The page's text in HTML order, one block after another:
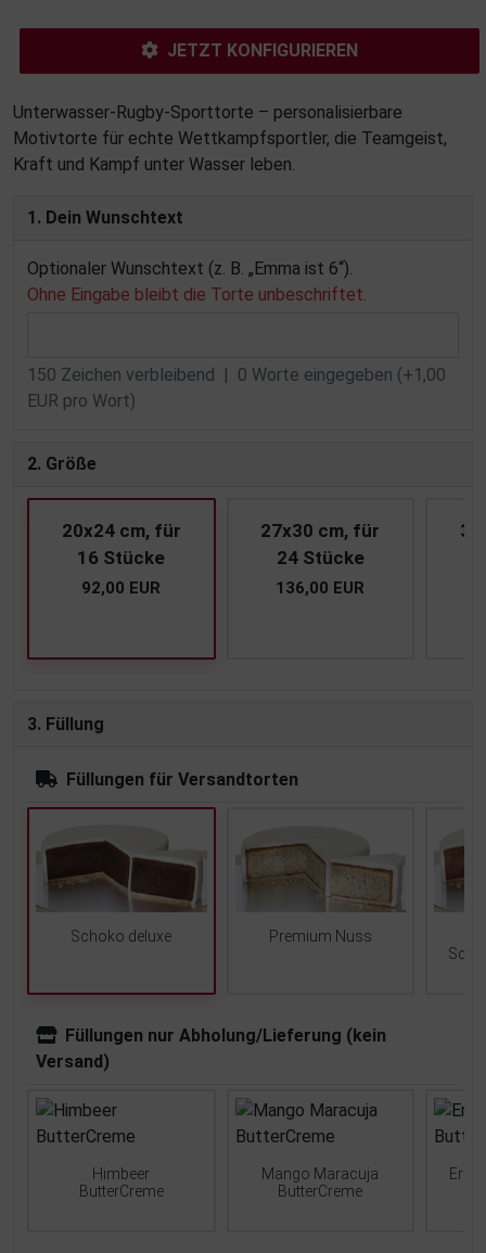
JETZT KONFIGURIEREN
Unterwasser-Rugby-Sporttorte – personalisierbare
Motivtorte für echte Wettkampfsportler, die Teamgeist,
Kraft und Kampf unter Wasser leben.
1. Dein Wunschtext
Optionaler Wunschtext (z. B. „Emma ist 6“).
Ohne Eingabe bleibt die Torte unbeschriftet.
150 Zeichen verbleibend | 0 Worte eingegeben (+1,00
EUR pro Wort)
2. Größe
20x24 cm, für
16 Stücke
92,00 EUR
27x30 cm, für
24 Stücke
136,00 EUR
3. Füllung
Füllungen für Versandtorten
Schoko deluxe
Premium Nuss
Füllungen nur Abholung/Lieferung (kein
Versand)
Himbeer
ButterCreme
Mango Maracuja
ButterCreme